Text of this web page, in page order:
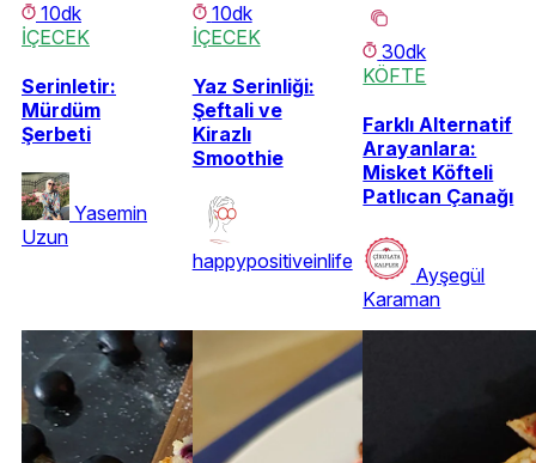
10dk
İÇECEK
Serinletir:
Mürdüm
Şerbeti
Yasemin
Uzun
10dk
İÇECEK
Yaz Serinliği:
Şeftali ve
Kirazlı
Smoothie
happypositiveinlife
30dk
KÖFTE
Farklı Alternatif
Arayanlara:
Misket Köfteli
Patlıcan Çanağı
Ayşegül
Karaman